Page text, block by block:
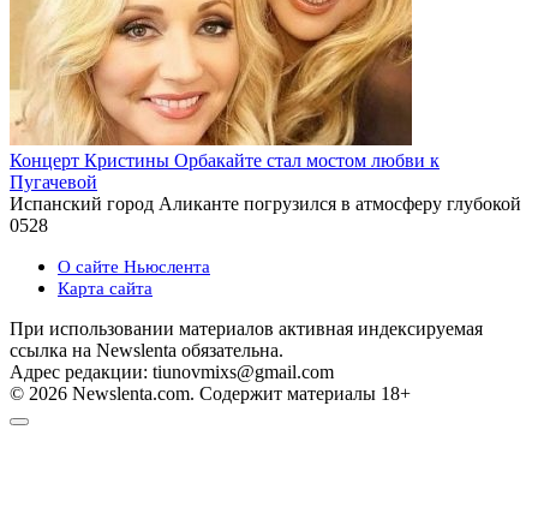
Концерт Кристины Орбакайте стал мостом любви к
Пугачевой
Испанский город Аликанте погрузился в атмосферу глубокой
0528
О сайте Ньюслента
Карта сайта
При использовании материалов активная индексируемая
ссылка на Newslenta обязательна.
Адрес редакции: tiunovmixs@gmail.com
© 2026 Newslenta.com. Содержит материалы 18+